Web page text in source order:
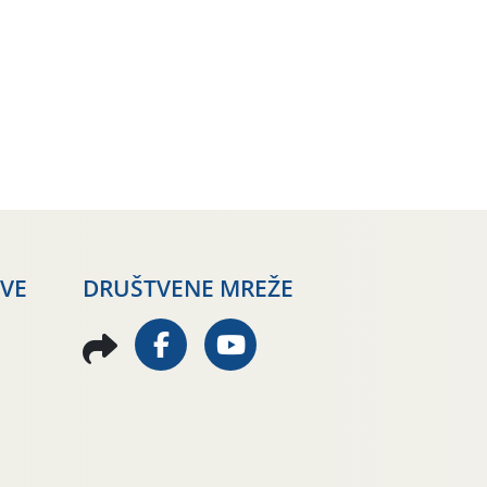
DRUŠTVENE MREŽE